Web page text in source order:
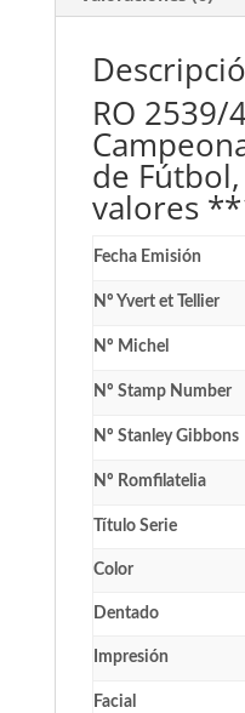
RO 2539/
de
valores
Fecha Emisión
Nº Yvert et Tellier
Nº Michel
Nº Stamp Number
Nº Stanley Gibbons
Nº Romfilatelia
Título Serie
Color
Dentado
Impresión
Facial